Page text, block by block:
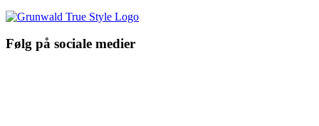
Følg på sociale medier